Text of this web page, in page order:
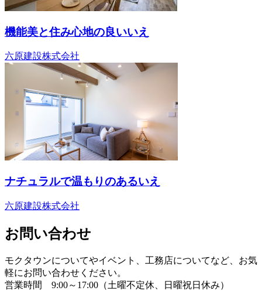
機能美と住み心地の良いいえ
六原建設株式会社
ナチュラルで温もりのあるいえ
六原建設株式会社
お問い合わせ
モクタウンについてやイベント、工務店についてなど、お気
軽にお問い合わせください。
営業時間 9:00～17:00（土曜不定休、日曜祝日休み）